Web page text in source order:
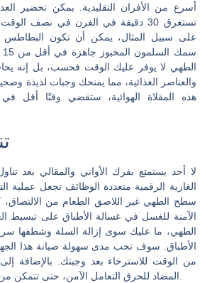
أسرع من الأفران التقليدية. يمكن تحضير
تستغرق 30 دقيقة في الفرن في نصف
على سبيل المثال، يمكن أن تكون البطاطس
الطهي لا يوفر عليك الوقت فحسب، بل إنه
والعناصر الغذائية، مما يمنحك وجبات لذيذة
هذه المقلاة الهوائية، ستقضي وقتًا أقل
لا أحد يستمتع بفرك الأواني والمقالي بعد
الغازية الرقمية متعددة الوظائف تجعل عملية
سطح الطهي غير اللاصق الطعام من الالتصاق،
الآمنة للغسل في غسالة الأطباق على تبسيط
الطهي، ما عليك سوى إزالة السلة وشطفها
الأطباق. سوف تحب مدى سهولة صيانة هذا
من الوقت للاسترخاء بعد وجبتك. بالإضافة
المضاد للحرق التعامل الآمن، حتى تتمكن من التنظيف دون أي قلق.